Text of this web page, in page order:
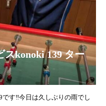
スkonoki 139 ター
です‼︎今日は久しぶりの雨でし